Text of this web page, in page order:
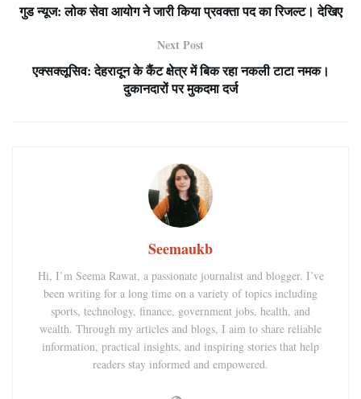
गुड न्यूज: लोक सेवा आयोग ने जारी किया प्रवक्ता पद का रिजल्ट। देखिए
Next Post
एक्सक्लूसिव: देहरादून के कैंट क्षेत्र में बिक रहा नकली टाटा नमक।
दुकानदारों पर मुकदमा दर्ज
Seemaukb
Hi, I’m Seema Rawat, a passionate journalist and blogger. I’ve
been writing for a long time on a variety of topics including
sports, technology, finance, government jobs, health, and
wealth. Through my articles and blogs, I aim to share reliable
information, practical insights, and inspiring stories that help
readers stay informed and empowered.